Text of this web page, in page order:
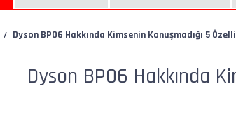
Dyson BP06 Hakkında Kimsenin Konuşmadığı 5
Dyson BP06 Hakkında